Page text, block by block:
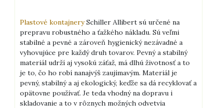
Plastové kontajnerySchiller Allibert sú určené na
prepravu robustného a ťažkého nákladu. Sú veľmi
stabilné a pevné a zároveň hygienický nezávadné a
vyhovujúce pre každý druh tovarov. Pevný a stabilný
materiál udrží aj vysokú záťaž, má dlhú životnosť a to
je to, čo ho robí nanajvýš zaujímavým. Materiál je
pevný, stabilný a aj ekologický, keďže sa dá recyklovať a
opätovne používať. Je teda vhodný na dopravu i
skladovanie a to v rôznych možných odvetvia